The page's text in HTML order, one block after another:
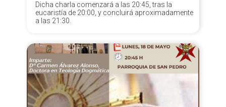
Dicha charla comenzará a las 20:45, tras la
eucaristía de 20:00, y concluirá aproximadamente
a las 21:30.